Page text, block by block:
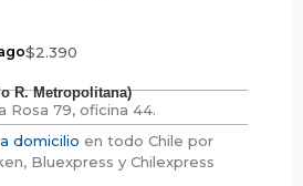
$2.390
R. Metropolitana)
Rosa 79, oficina 44.
domicilio en todo Chile por
Bluexpress y Chilexpress